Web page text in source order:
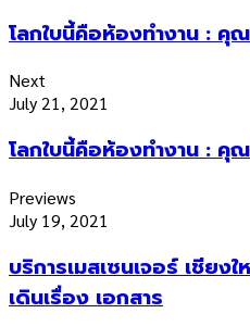
โลกใบนี้คือห้องทำงาน :
Next
July 21, 2021
โลกใบนี้คือห้องทำงาน :
Previews
July 19, 2021
บริการเมสเซนเจอร์ เชีย
เดินเรื่อง เอกสาร